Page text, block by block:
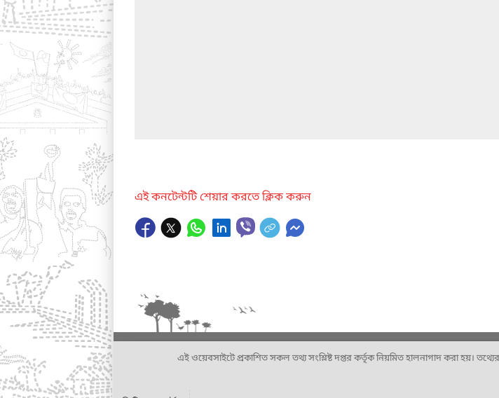
এই কনটেন্টটি শেয়ার করতে ক্লিক করুন
এই ওয়েবসাইটে প্রকাশিত সকল তথ্য সংশ্লিষ্ট দপ্তর কর্তৃক নিয়মিত হালনাগাদ করা হয়। তথ্যের